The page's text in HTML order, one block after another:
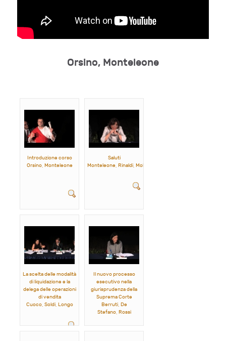
Orsino, Monteleone
Introduzione corso
Orsino, Monteleone
Saluti
Monteleone, Rinaldi, Molfino, Graziano, Romano, Mazzeo,
La scelta delle modalità
di liquidazione e la
delega delle operazioni
di vendita
Cuoco, Soldi, Longo
Il nuovo processo
esecutivo nella
giurisprudenza della
Suprema Corte
Berruti, De
Stefano, Rossi